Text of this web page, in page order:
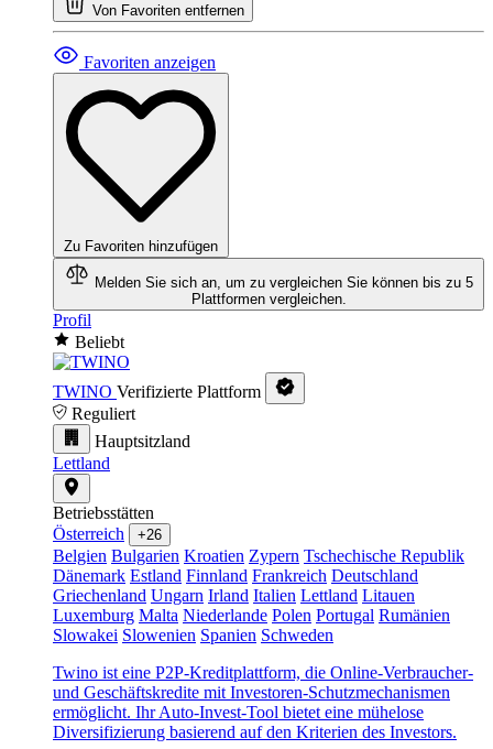
Von Favoriten entfernen
Favoriten anzeigen
Zu Favoriten hinzufügen
Melden Sie sich an, um zu vergleichen Sie können bis zu 5
Plattformen vergleichen.
Profil
Beliebt
TWINO Verifizierte Plattform
Reguliert
Hauptsitzland
Lettland
Betriebsstätten
Österreich
+26
Belgien Bulgarien Kroatien Zypern Tschechische Republik
Dänemark Estland Finnland Frankreich Deutschland
Griechenland Ungarn Irland Italien Lettland Litauen
Luxemburg Malta Niederlande Polen Portugal Rumänien
Slowakei Slowenien Spanien Schweden
Twino ist eine P2P-Kreditplattform, die Online-Verbraucher-
und Geschäftskredite mit Investoren-Schutzmechanismen
ermöglicht. Ihr Auto-Invest-Tool bietet eine mühelose
Diversifizierung basierend auf den Kriterien des Investors.